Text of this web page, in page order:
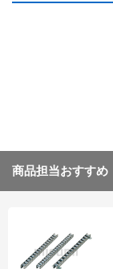
商品担当おすすめ